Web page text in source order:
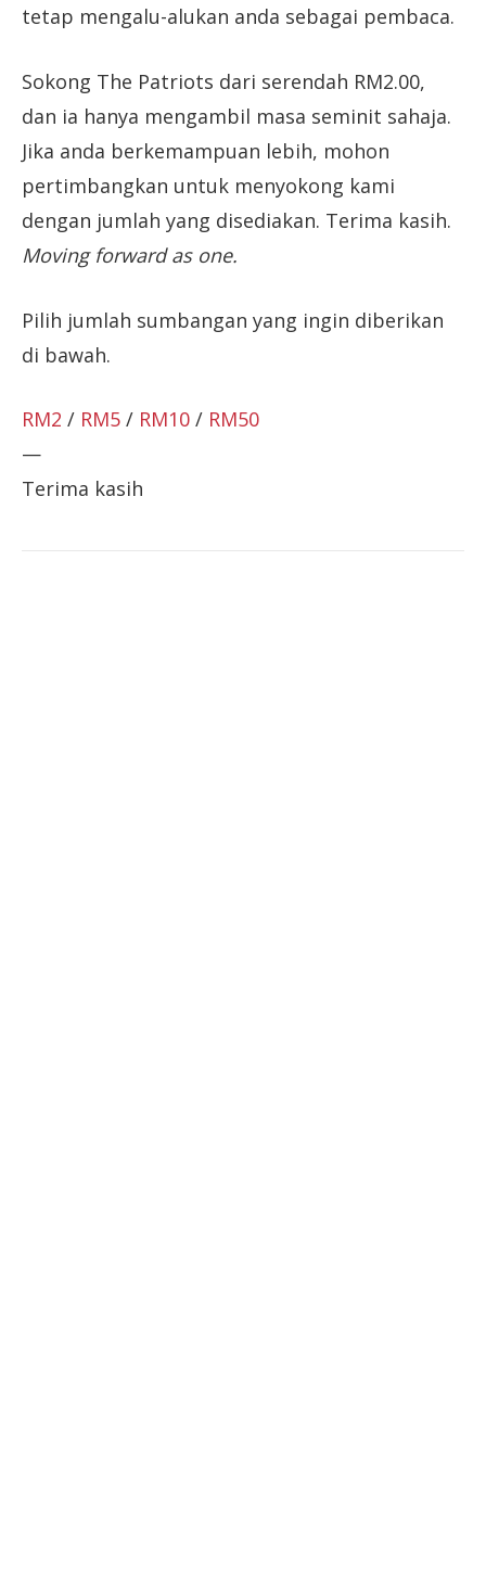
tetap mengalu-alukan anda sebagai pembaca.
Sokong The Patriots dari serendah RM2.00,
dan ia hanya mengambil masa seminit sahaja.
Jika anda berkemampuan lebih, mohon
pertimbangkan untuk menyokong kami
dengan jumlah yang disediakan. Terima kasih.
Moving forward as one.
Pilih jumlah sumbangan yang ingin diberikan
di bawah.
RM2 / RM5 / RM10 / RM50
—
Terima kasih